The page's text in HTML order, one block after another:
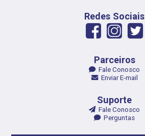
Redes Sociais
Parceiros
Fale Conosco
Enviar E-mail
Suporte
Fale Conosco
Perguntas